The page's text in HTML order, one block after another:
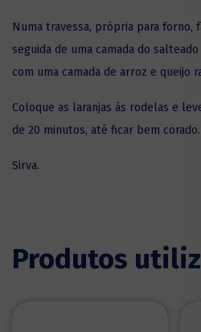
Numa travessa, própria para forno,
seguida de uma camada do
com uma camada de arroz e queijo
Coloque as laranjas às rodelas e
de 20 minutos, até ficar bem corado.
Sirva.
Produtos